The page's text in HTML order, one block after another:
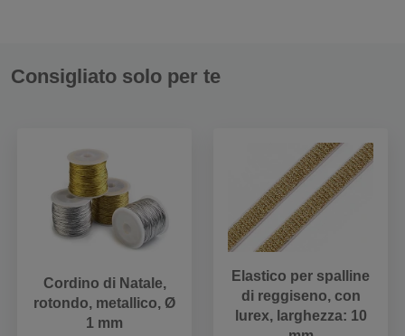
Consigliato solo per te
Cordino di Natale,
rotondo, metallico, Ø
1 mm
Elastico per spalline
di reggiseno, con
lurex, larghezza: 10